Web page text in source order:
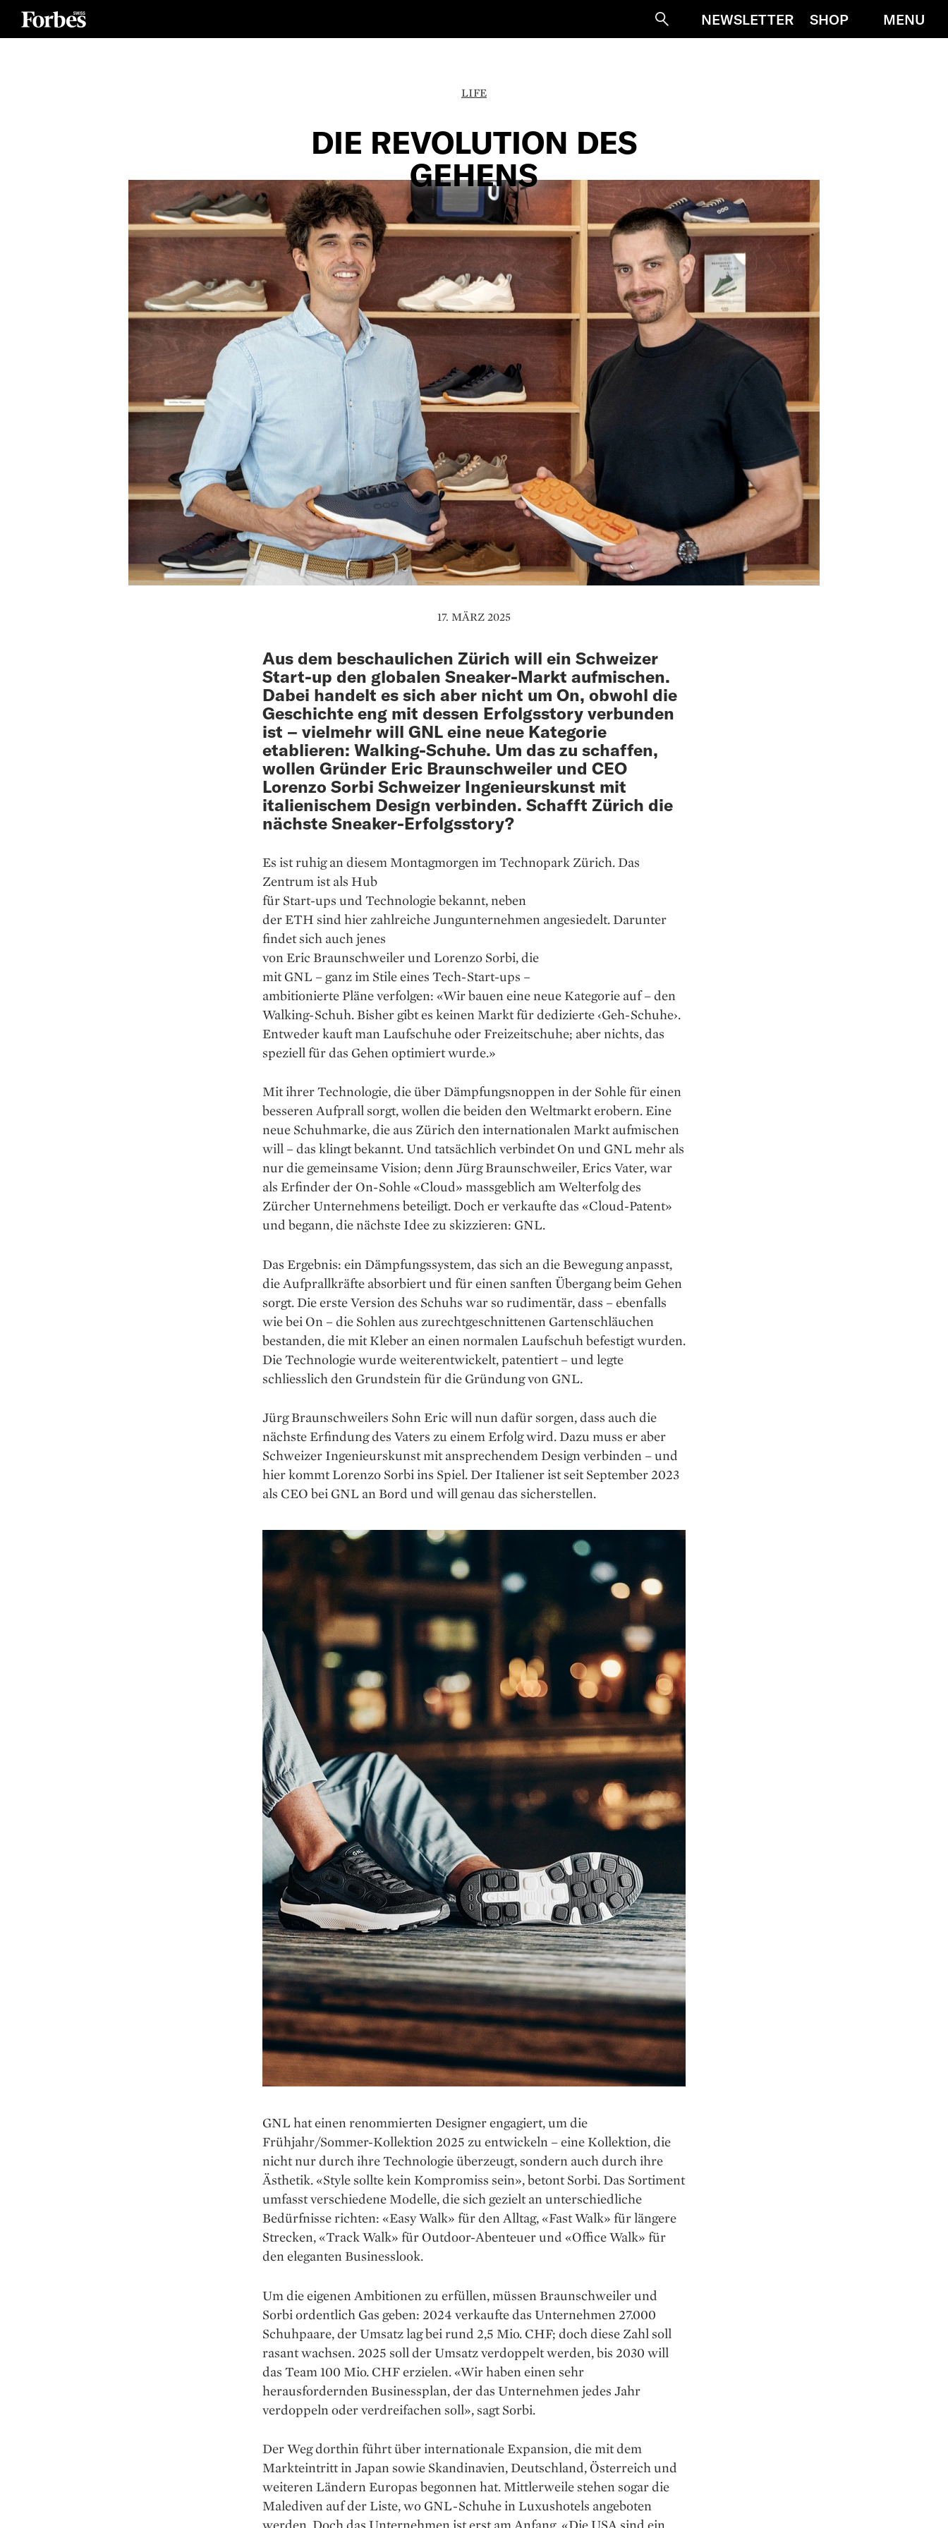
SucheNEWSLETTER SHOP MENU
LIFE
DIE REVOLUTION DES
GEHENS
17. MÄRZ 2025
Aus dem beschaulichen Zürich will ein Schweizer
Start-up den globalen Sneaker-Markt aufmischen.
Dabei handelt es sich aber nicht um On, obwohl die
Geschichte eng mit dessen Erfolgsstory verbunden
ist – vielmehr will GNL eine neue Kategorie
etablieren: Walking-Schuhe. Um das zu schaffen,
wollen Gründer Eric Braunschweiler und CEO
Lorenzo Sorbi Schweizer Ingenieurskunst mit
italienischem Design verbinden. Schafft Zürich die
nächste Sneaker-Erfolgsstory?
Es ist ruhig an diesem Montagmorgen im Techno­park Zürich. Das
Zentrum ist als Hub
für Start-ups und Technologie bekannt, neben
der ETH sind hier zahlreiche ­Jungunternehmen angesiedelt. Darunter
findet sich auch jenes
von Eric Braunschweiler und Lorenzo Sorbi, die
mit GNL – ganz im Stile eines Tech-Start-ups –
ambitionierte Pläne verfolgen: «Wir bauen eine neue Kategorie auf – den
Walking-Schuh. Bisher gibt es keinen Markt für dedizierte ‹Geh-Schuhe›.
Entweder kauft man Laufschuhe oder Freizeitschuhe; aber nichts, das
speziell für das Gehen optimiert wurde.»
Mit ihrer Technologie, die über Dämpfungsnoppen in der Sohle für einen
besseren ­Aufprall sorgt, wollen die beiden den Weltmarkt erobern. Eine
neue Schuhmarke, die aus Zürich den inter­nationalen Markt aufmischen
will – das klingt ­bekannt. Und tatsächlich verbindet On und GNL mehr als
nur die gemeinsame Vision; denn Jürg Braunschweiler, Erics Vater, war
als Erfinder der On-Sohle «Cloud» massgeblich am Welt­erfolg des
Zürcher Unternehmens beteiligt. Doch er verkaufte das «Cloud-Patent»
und begann, die nächste Idee zu skizzieren: GNL.
Das Ergebnis: ein Dämpfungssystem, das sich an die Bewegung anpasst,
die Aufprallkräfte absorbiert und für einen sanften Übergang beim Gehen
sorgt. Die erste Version des Schuhs war so rudimentär, dass – ebenfalls
wie bei On – die Sohlen aus zurechtgeschnittenen Gartenschläuchen
bestanden, die mit Kleber an einen normalen Laufschuh befestigt wurden.
Die Technologie wurde weiterentwickelt, patentiert – und legte
schliesslich den Grundstein für die Gründung von GNL.
Jürg Braunschweilers Sohn Eric will nun dafür sorgen, dass auch die
nächste Erfindung des Vaters zu einem Erfolg wird. Dazu muss er aber
Schweizer Ingenieurskunst mit ansprechendem Design verbinden – und
hier kommt Loren­zo Sorbi ins Spiel. Der Italiener ist seit September 2023
als CEO bei GNL an Bord und will genau das sicherstellen.
GNL hat einen renommierten Designer engagiert, um die
Frühjahr/Sommer-Kollektion 2025 zu entwickeln – eine Kollektion, die
nicht nur durch ihre Technologie überzeugt, sondern auch durch ihre
Ästhetik. «Style sollte kein Kompromiss sein», betont Sorbi. Das Sortiment
umfasst verschiedene Modelle, die sich gezielt an unterschiedliche
Bedürfnisse richten: «Easy Walk» für den Alltag, «Fast Walk» für längere
Strecken, «Track Walk» für Outdoor-Abenteuer und «Office Walk» für
den eleganten Business­look.
Um die eigenen Ambitionen zu erfüllen, müssen Braunschweiler und
Sorbi ordentlich Gas geben: 2024 verkaufte das Unternehmen 27.000
Schuhpaare, der Umsatz lag bei rund 2,5 Mio. CHF; doch diese Zahl soll
rasant wachsen. 2025 soll der Umsatz verdoppelt werden, bis 2030 will
das Team 100 Mio. CHF erzielen. «Wir haben einen sehr
herausfordernden Businessplan, der das Unternehmen jedes Jahr
verdoppeln oder verdreifachen soll», sagt Sorbi.
Der Weg dorthin führt über ­internationale Expansion, die mit dem
Markteintritt in ­Japan sowie Skandinavien, Deutschland, Österreich und
weiteren Ländern Europas begonnen hat. Mittlerweile stehen sogar die
Malediven auf der Liste, wo GNL-Schuhe in Luxushotels angeboten